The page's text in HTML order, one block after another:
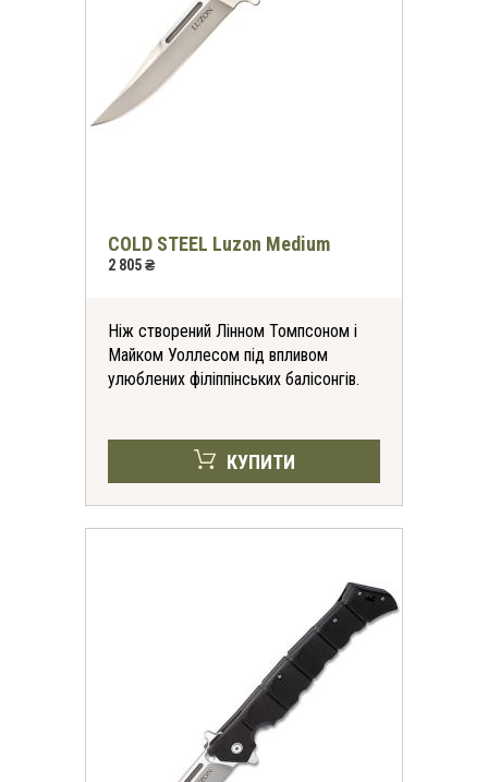
COLD STEEL Luzon Medium
2 805 ₴
Ніж створений Лінном Томпсоном і
Майком Уоллесом під впливом
улюблених філіппінських балісонгів.
КУПИТИ
на всі футболки
онлайн та в магазинах
*на першу покупку
Згода на обробку персональних даних